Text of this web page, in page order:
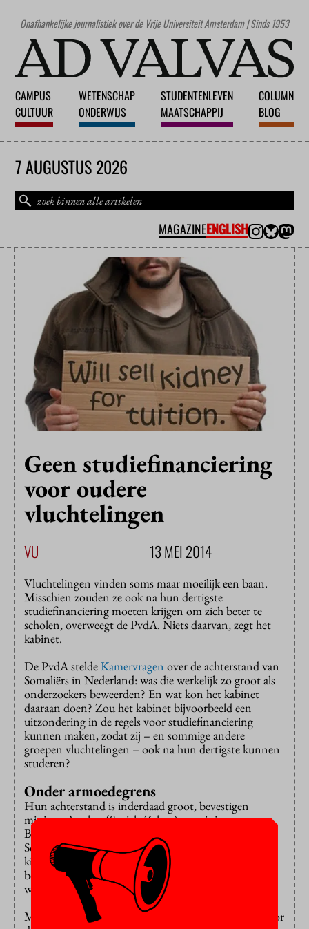
Onafhankelijke journalistiek over de Vrije Universiteit Amsterdam | Sinds 1953
CAMPUS
CULTUUR
WETENSCHAP
ONDERWIJS
STUDENTENLEVEN
MAATSCHAPPIJ
COLUMN
BLOG
7 AUGUSTUS 2026
MAGAZINEENGLISH
Geen studiefinanciering
voor oudere
vluchtelingen
VU 13 MEI 2014
Vluchtelingen vinden soms maar moeilijk een baan.
Misschien zouden ze ook na hun dertigste
studiefinanciering moeten krijgen om zich beter te
scholen, overweegt de PvdA. Niets daarvan, zegt het
kabinet.
De PvdA steldeKamervragen over de achterstand van
Somaliërs in Nederland: was die werkelijk zo groot als
onderzoekers beweerden? En wat kon het kabinet
daaraan doen? Zou het kabinet bijvoorbeeld een
uitzondering in de regels voor studiefinanciering
kunnen maken, zodat zij – en sommige andere
groepen vluchtelingen – ook na hun dertigste kunnen
studeren?
Onder armoedegrens
Hun achterstand is inderdaad groot, bevestigen
minister Asscher (Sociale Zaken) en minister
Bussemaker (Onderwijs). Meer dan de helft van de
Somalische Nederlanders en twee derde van hun
kinderen leeft onder de armoedegrens. In de
beroepsbevolking is 37 procent van de Somaliërs
werkloos.
Maar dat is geen reden om te tornen aan de regels voor